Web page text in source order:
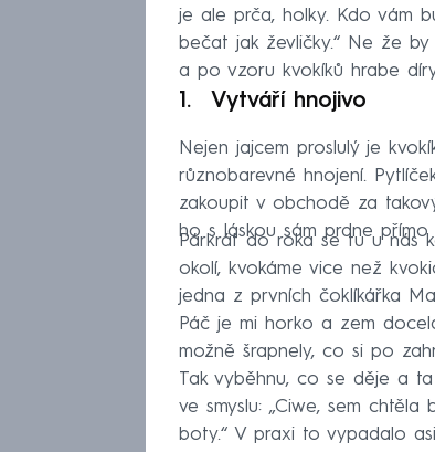
je ale prča, holky. Kdo vám
bečat jak ževličky.“ Ne že
a po vzoru kvokíků hrabe
Vytváří hnojivo
Nejen jajcem proslulý je
různobarevné hnojení.
zakoupit v obchodě za
ho s láskou sám prdne
Párkrát do roka se tu u nás
okolí, kvokáme vice než
jedna z prvních čoklíkářka
Páč je mi horko a zem
možně šrapnely, co si po
Tak vyběhnu, co se děje a
ve smyslu: „Ciwe, sem
boty.“ V praxi to vypadalo